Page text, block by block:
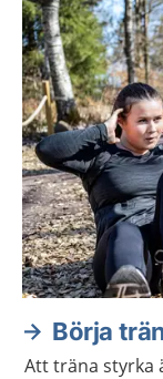
Börja
Att träna styrka